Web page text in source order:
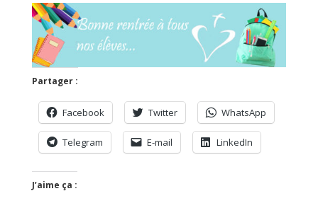
Partager :
Facebook Twitter WhatsApp
Telegram E-mail LinkedIn
J’aime ça :